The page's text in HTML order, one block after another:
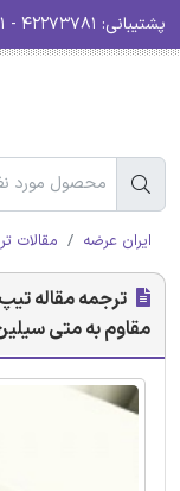
پشتیبانی:
ایران عرضه مقالات
مقاوم به متی